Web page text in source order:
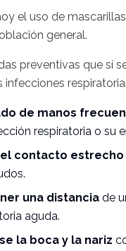
el uso de
general.
preventivas que sí
infecciones
de manos
respiratoria o su
el contacto
una distancia de
aguda.
la boca y la nariz